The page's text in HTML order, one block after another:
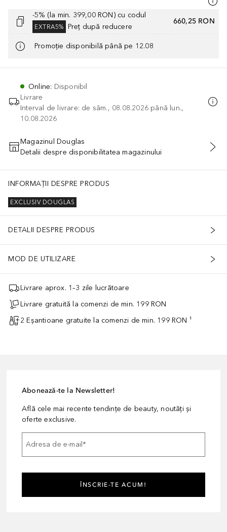
-5% (la min. 399,00 RON) cu codul
EXTRA5% Preț după reducere
660,25 RON
Promoție disponibilă până pe 12.08
Online: Disponibil
Livrare
Interval de livrare: de sâm., 08.08.2026 până lun.,
10.08.2026
ADĂUGAȚI ÎN COŞ
Magazinul Douglas
Detalii despre disponibilitatea magazinului
INFORMAȚII DESPRE PRODUS
EXCLUSIV DOUGLAS
DETALII DESPRE PRODUS
MOD DE UTILIZARE
Livrare aprox. 1–3 zile lucrătoare
Livrare gratuită la comenzi de min. 199 RON
2 Eșantioane gratuite la comenzi de min. 199 RON ¹
Abonează-te la Newsletter!
Află cele mai recente tendințe de beauty, noutăți și
oferte exclusive.
Adresa de e-mail*
ÎNSCRIE-TE ACUM!